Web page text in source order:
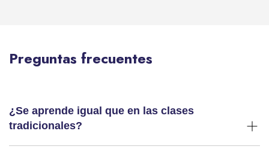
Preguntas frecuentes
¿Se aprende igual que en las clases
tradicionales?